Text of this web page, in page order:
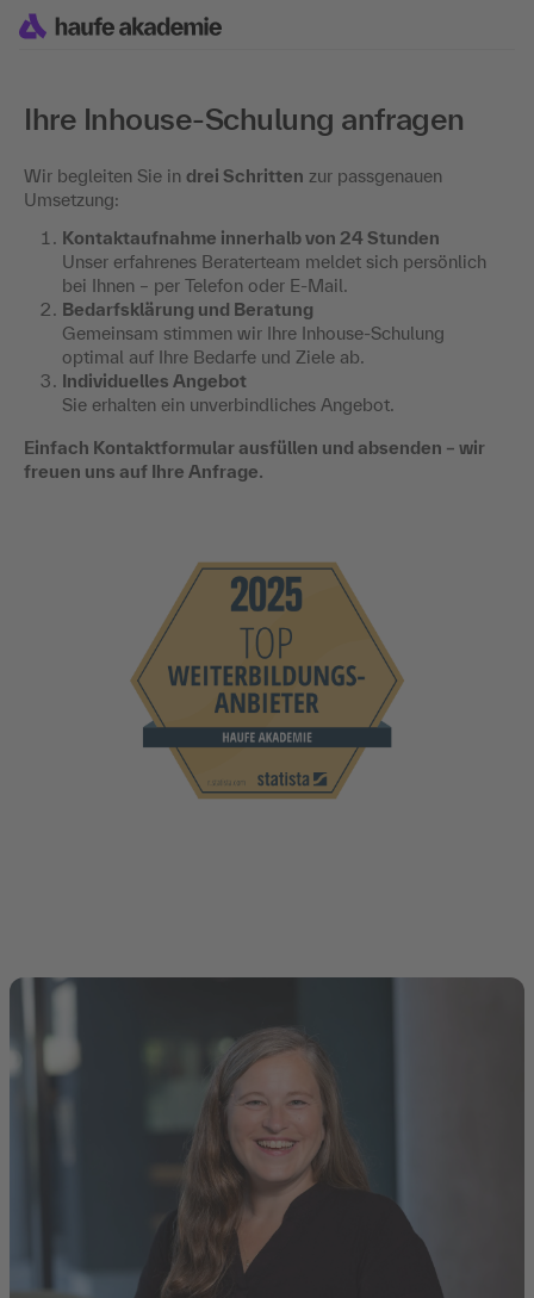
Ihre Inhouse-Schulung anfragen
Wir begleiten Sie in drei Schritten zur passgenauen
Umsetzung:
Kontaktaufnahme innerhalb von 24 Stunden
Unser erfahrenes Beraterteam meldet sich persönlich
bei Ihnen – per Telefon oder E-Mail.
Bedarfsklärung und Beratung
Gemeinsam stimmen wir Ihre Inhouse-Schulung
optimal auf Ihre Bedarfe und Ziele ab.
Individuelles Angebot
Sie erhalten ein unverbindliches Angebot.
Einfach Kontaktformular ausfüllen und absenden – wir
freuen uns auf Ihre Anfrage.